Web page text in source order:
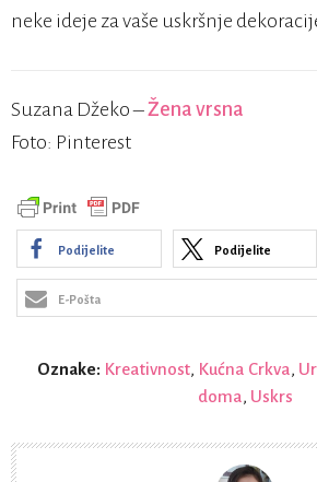
neke ideje za vaše uskršnje
Suzana Džeko –Žena vrsna
Foto: Pinterest
Podijelite Podijelite
E-Pošta
Oznake: Kreativnost, Kućna Crkva,
doma, Uskrs